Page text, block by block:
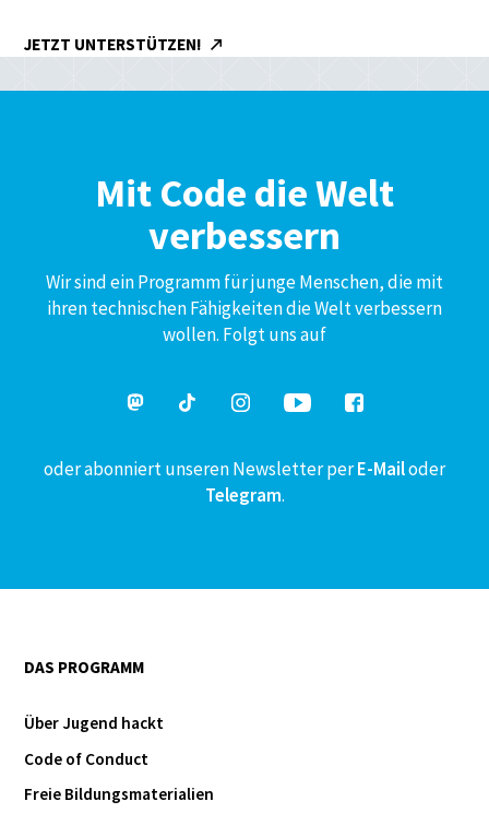
JETZT UNTERSTÜTZEN!
Mit Code die Welt
verbessern
Wir sind ein Programm für junge Menschen, die mit
ihren technischen Fähigkeiten die Welt verbessern
wollen. Folgt uns auf
oder abonniert unseren Newsletter perE-Mailoder
Telegram.
DAS PROGRAMM
Über Jugend hackt
Code of Conduct
Freie Bildungsmaterialien